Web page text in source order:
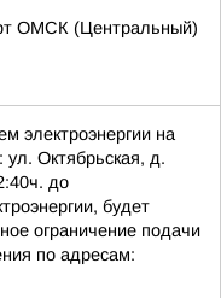
ОМСК (Центральный)
электроэнергии на
ул. Октябрьская, д.
до
будет
ограничение подачи
по адресам: